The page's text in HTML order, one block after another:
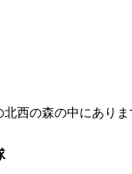
西の森の中にありま